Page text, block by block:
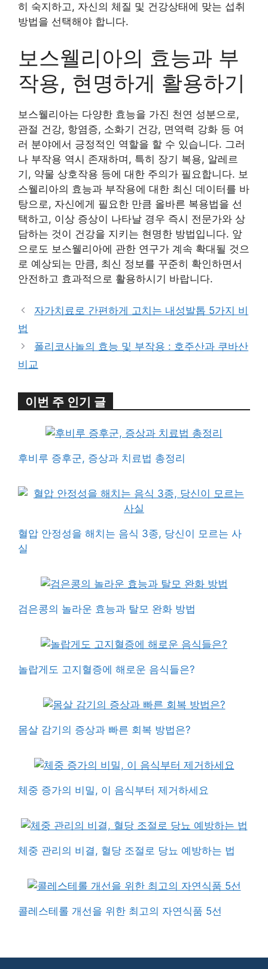
히 숙지하고, 자신의 체질 및 건강상태에 맞는 섭취
방법을 선택해야 합니다.
보스웰리아의 효능과 부
작용, 현명하게 활용하기
보스웰리아는 다양한 효능을 가진 천연 성분으로,
관절 건강, 항염증, 소화기 건강, 면역력 강화 등 여
러 분야에서 긍정적인 역할을 할 수 있습니다. 그러
나 부작용 역시 존재하며, 특히 장기 복용, 알레르
기, 약물 상호작용 등에 대한 주의가 필요합니다. 보
스웰리아의 효능과 부작용에 대한 최신 데이터를 바
탕으로, 자신에게 필요한 만큼 올바른 복용법을 선
택하고, 이상 증상이 나타날 경우 즉시 전문가와 상
담하는 것이 건강을 지키는 현명한 방법입니다. 앞
으로도 보스웰리아에 관한 연구가 계속 확대될 것으
로 예상되는 만큼, 최신 정보를 꾸준히 확인하면서
안전하고 효과적으로 활용하시기 바랍니다.
자가치료로 간편하게 고치는 내성발톱 5가지 비
법
폴리코사놀의 효능 및 부작용 : 호주산과 쿠바산
비교
이번 주 인기 글
후비루 증후군, 증상과 치료법 총정리
혈압 안정성을 해치는 음식 3종, 당신이 모르는 사
실
검은콩의 놀라운 효능과 탈모 완화 방법
놀랍게도 고지혈증에 해로운 음식들은?
몸살 감기의 증상과 빠른 회복 방법은?
체중 증가의 비밀, 이 음식부터 제거하세요
체중 관리의 비결, 혈당 조절로 당뇨 예방하는 법
콜레스테롤 개선을 위한 최고의 자연식품 5선